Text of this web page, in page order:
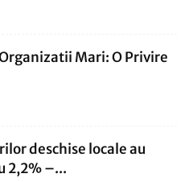
Mari: O Privire
deschise locale au
2,2% –...